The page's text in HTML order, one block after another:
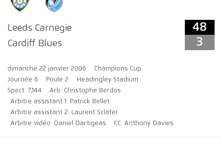
Leeds Carnegie
Cardiff Blues
48
3
dimanche 22 janvier 2006
Champions Cup
Journée 6
Poule 2
Headingley Stadium
Spect: 7,144
Arb: Christophe Berdos
Arbitre assistant 1: Patrick Bellet
Arbitre assistant 2: Laurent Sclafer
Arbitre vidéo: Daniel Dartigeas
CC: Anthony Davies